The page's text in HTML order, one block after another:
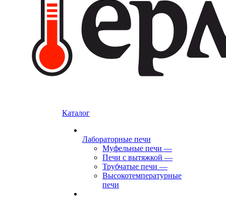
Каталог
Лабораторные печи
Муфельные печи —
Печи с вытяжкой —
Трубчатые печи —
Высокотемпературные
печи